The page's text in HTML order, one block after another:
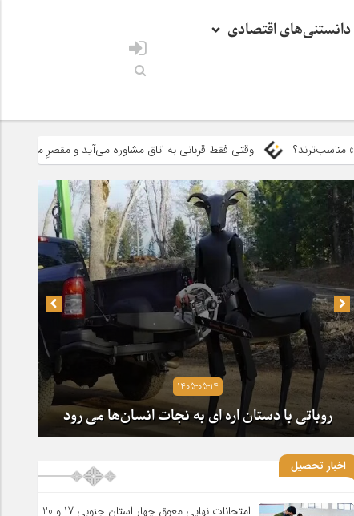
دانستنی‌های اقتصادی
وقتی فقط قربانی به اتاق مشاوره می‌آید و مقصرِ ماجرا غایب است
1405-05-14
روباتی با دستان اره ای به نجات انسان‌ها می رود
اخبار تحصیل
امتحانات نهایی معوق چهار استان جنوبی 17 و 20